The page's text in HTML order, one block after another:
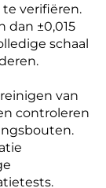
verifiëren.
dan ±0,015
schaal
van
controleren